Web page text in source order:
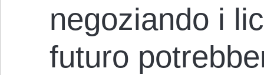
negoziando i
futuro